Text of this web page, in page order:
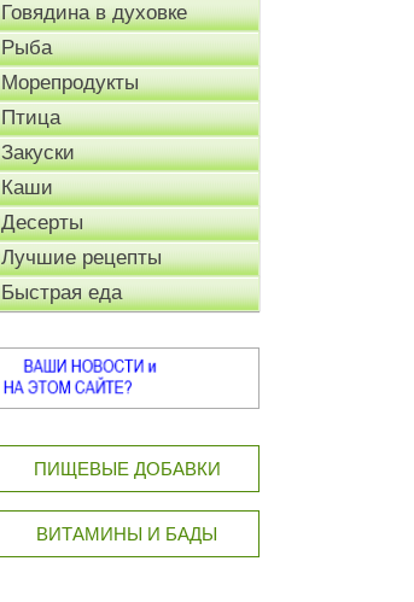
Говядина в духовке
Рыба
Морепродукты
Птица
Закуски
Каши
Десерты
Лучшие рецепты
Быстрая еда
ПИЩЕВЫЕ ДОБАВКИ
ВИТАМИНЫ И БАДЫ